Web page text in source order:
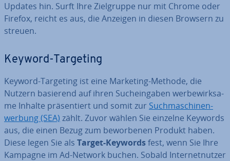
Updates hin. Surft Ihre Ziel­grup­pe nur mit Chrome oder
Firefox, reicht es aus, die Anzeigen in diesen Browsern zu
streuen.
Keyword-Targeting
Keyword-Targeting ist eine Marketing-Methode, die
Nutzern basierend auf ihren Such­ein­ga­ben wer­be­wirk­sa­
me Inhalte prä­sen­tiert und somit zur Such­ma­schi­nen­
wer­bung (SEA) zählt. Zuvor wählen Sie einzelne Keywords
aus, die einen Bezug zum be­wor­be­nen Produkt haben.
Diese legen Sie als Target-Keywordsfest, wenn Sie Ihre
Kampagne im Ad-Network buchen. Sobald In­ter­net­nut­zer